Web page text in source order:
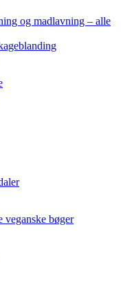
og madlavning – alle
veganske bøger